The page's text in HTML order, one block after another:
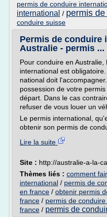
permis de conduire
international / permis
conduire suisse
Permis de conduire
Australie - permis ...
Pour conduire en
international est
national doit
possession de votre
départ. Dans le cas
refuser de vous louer un
Le permis international,
obtenir son permis de
Lire la suite
Site : http://australie-a-la-
Thèmes liés : comment
international / permis de
en france / obtenir permis
france / permis de
france / permis de